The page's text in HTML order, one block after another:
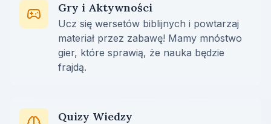
Gry i Aktywności
Ucz się wersetów biblijnych i powtarzaj
materiał przez zabawę! Mamy mnóstwo
gier, które sprawią, że nauka będzie
frajdą.
Quizy Wiedzy